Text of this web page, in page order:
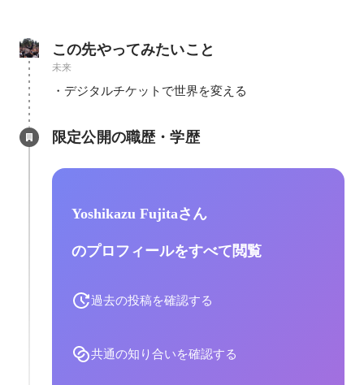
この先やってみたいこと
未来
・デジタルチケットで世界を変える
限定公開の職歴・学歴
Yoshikazu Fujitaさん
のプロフィールをすべて閲覧
過去の投稿を確認する
共通の知り合いを確認する